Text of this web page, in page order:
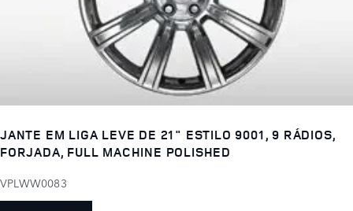
JANTE EM LIGA LEVE DE 21" ESTILO 9001, 9 RÁDIOS,
FORJADA, FULL MACHINE POLISHED
VPLWW0083